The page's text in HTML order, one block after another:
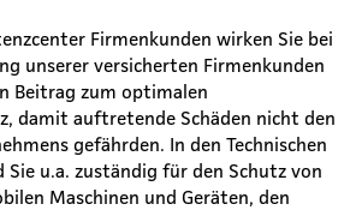
Firmenkunden wirken Sie bei
unserer versicherten Firmenkunden
Beitrag zum optimalen
damit auftretende Schäden nicht den
gefährden. In den Technischen
Sie u.a. zuständig für den Schutz von
Maschinen und Geräten, den